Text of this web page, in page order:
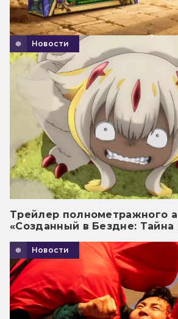
Новости
Трейлер полнометражного
«Созданный в Бездне:
Новости